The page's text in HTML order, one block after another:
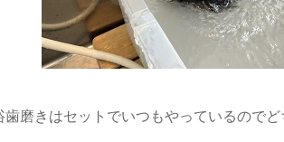
歯磨きはセットでいつもやっているので